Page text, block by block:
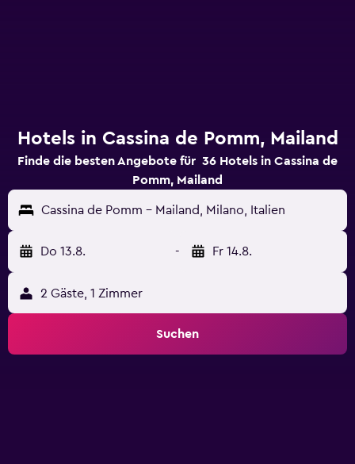
Hotels in Cassina de Pomm, Mailand
Finde die besten Angebote für 36 Hotels in Cassina de
Pomm, Mailand
Cassina de Pomm - Mailand, Milano, Italien
Do 13.8. - Fr 14.8.
2 Gäste, 1 Zimmer
Suchen